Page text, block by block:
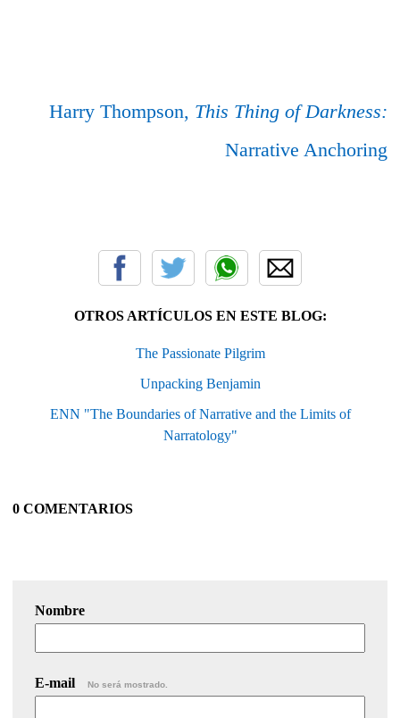
Harry Thompson, This Thing of Darkness:
Narrative Anchoring
OTROS ARTÍCULOS EN ESTE BLOG:
The Passionate Pilgrim
Unpacking Benjamin
ENN "The Boundaries of Narrative and the Limits of
Narratology"
0 COMENTARIOS
Nombre
E-mail No será mostrado.